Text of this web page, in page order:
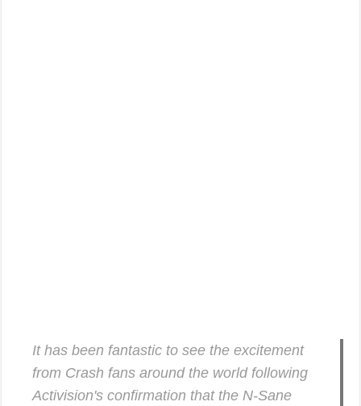
It has been fantastic to see the excitement
from Crash fans around the world following
Activision's confirmation that the N-Sane